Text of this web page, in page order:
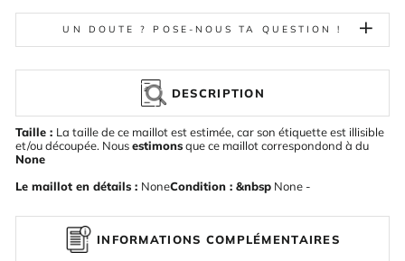
UN DOUTE ? POSE-NOUS TA QUESTION !
DESCRIPTION
Taille : La taille de ce maillot est estimée, car son étiquette est illisible
et/ou découpée. Nousestimonsque ce maillot correspondond à du
None
Le maillot en détails : NoneCondition : &nbsp None -
INFORMATIONS COMPLÉMENTAIRES